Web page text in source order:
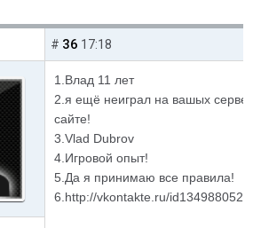
# 36 17:18
1.Влад 11 лет
2.я ещё неиграл на вашых
сайте!
3.Vlad Dubrov
4.Игровой опыт!
5.Да я принимаю все правила!
6.http://vkontakte.ru/id134988052!